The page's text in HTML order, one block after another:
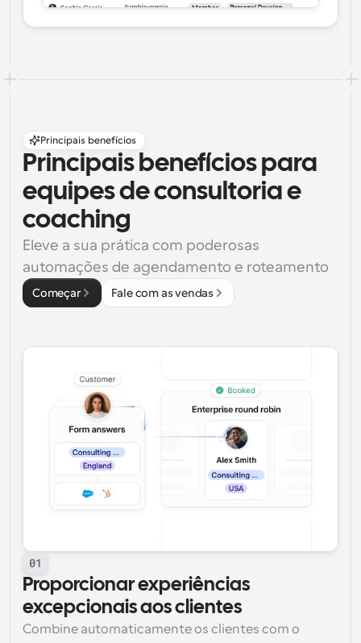
Principais benefícios
Principais benefícios para
equipes de consultoria e
coaching
Eleve a sua prática com poderosas
automações de agendamento e roteamento
Começar Fale com as vendas
01
Proporcionar experiências
excepcionais aos clientes
Combine automaticamente os clientes com o